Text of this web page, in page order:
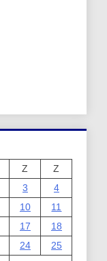
Z
Z
3
4
10
11
17
18
24
25